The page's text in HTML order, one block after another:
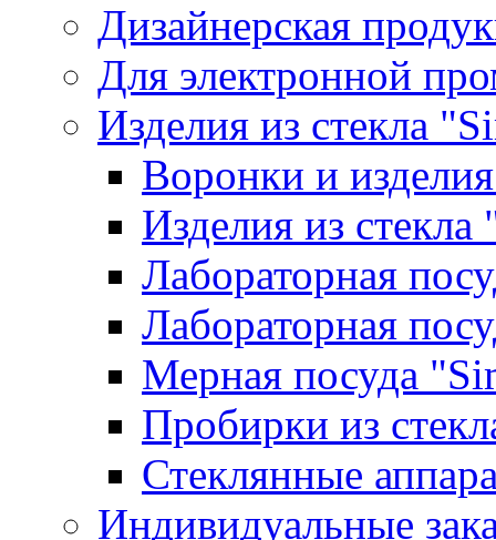
Дизайнерская
Для электронной
Изделия из стекла
Воронки и
Изделия из
Лабораторная
Лабораторная
Мерная посуда
Пробирки из
Стеклянные
Индивидуальные